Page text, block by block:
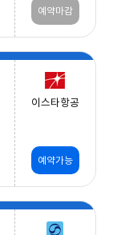
예약마감
이스타항공
예약가능